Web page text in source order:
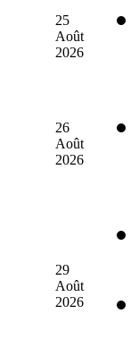
25
Août
2026
26
Août
2026
29
Août
2026